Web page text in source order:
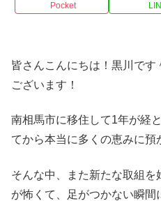
Pocket
皆さんこんにちは！黒川です
ございます！
南相馬市に移住して1年が経
てから本当に多くの恵みに預
そんな中、また新たな取組
が怖くて、足がつかない瞬